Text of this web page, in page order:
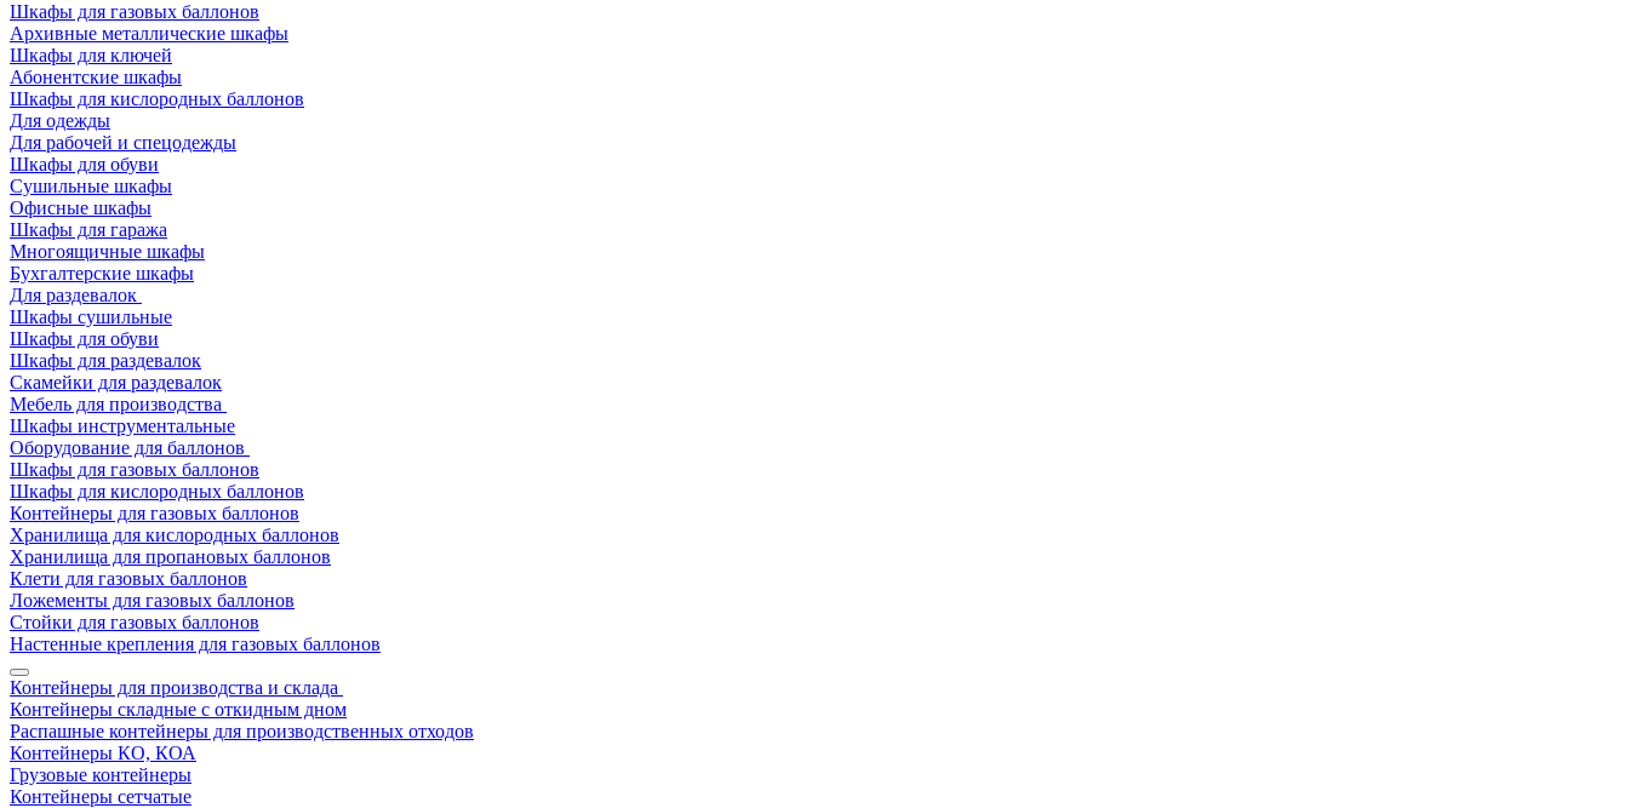
Шкафы для газовых баллонов
Архивные металлические шкафы
Шкафы для ключей
Абонентские шкафы
Шкафы для кислородных баллонов
Для одежды
Для рабочей и спецодежды
Шкафы для обуви
Сушильные шкафы
Офисные шкафы
Шкафы для гаража
Многоящичные шкафы
Бухгалтерские шкафы
Для раздевалок
Шкафы сушильные
Шкафы для обуви
Шкафы для раздевалок
Скамейки для раздевалок
Мебель для производства
Шкафы инструментальные
Оборудование для баллонов
Шкафы для газовых баллонов
Шкафы для кислородных баллонов
Контейнеры для газовых баллонов
Хранилища для кислородных баллонов
Хранилища для пропановых баллонов
Клети для газовых баллонов
Ложементы для газовых баллонов
Стойки для газовых баллонов
Настенные крепления для газовых баллонов
Контейнеры для производства и склада
Контейнеры складные с откидным дном
Распашные контейнеры для производственных отходов
Контейнеры КО, КОА
Грузовые контейнеры
Контейнеры сетчатые